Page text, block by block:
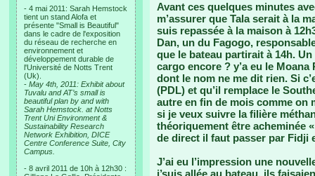
- 4 mai 2011: Sarah Hemstock
tient un stand Alofa et
présente "Small is Beautiful"
dans le cadre de l'exposition
du réseau de recherche en
environnement et
développement durable de
l'Université de Notts Trent
(Uk).
- May 4th, 2011: Exhibit about
Tuvalu and AT’s small is
beautiful plan by and with
Sarah Hemstock. at Notts
Trent Uni Environment &
Sustainability Research
Network Exhibition, DICE
Centre Conference Suite, City
Campus.
- 8 avril 2011 de 10h à 12h30 :
Avant ces quelques minutes
m’assurer que Tala serait à la
suis repassée à la maison à
Dan, un du Fagogo,
que le bateau partirait à 14h.
cargo encore ? y’a eu le
dont le nom ne me dit rien. Si
(PDL) et qu’il remplace le
autre en fin de mois comme on
si je veux suivre la filière
théoriquement être acheminée
de direct il faut passer par Fidji
J’ai eu l’impression une
j’suis allée au bateau, ils